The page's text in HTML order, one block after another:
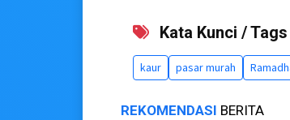
Kata Kunci / Tags
kaur pasar murah
REKOMENDASI BERITA